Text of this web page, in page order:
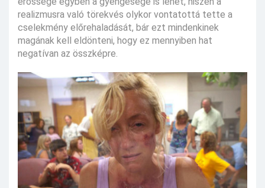
realizmusra való törekvés olykor vontatottá tette a
cselekmény előrehaladását, bár ezt mindenkinek
magának kell eldönteni, hogy ez mennyiben hat
negatívan az összképre.